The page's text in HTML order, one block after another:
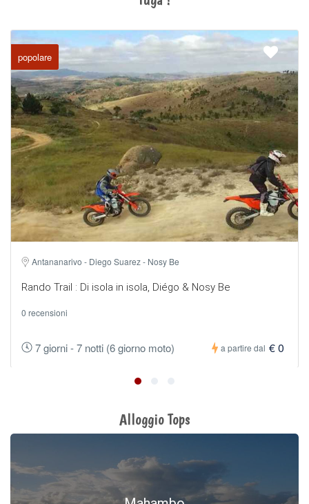
popolare
Antananarivo - Diego Suarez - Nosy Be
Rando Trail : Di isola in isola, Diégo & Nosy Be
0 recensioni
7 giorni - 7 notti (6 giorno moto) a partire dal € 0
Alloggio Tops